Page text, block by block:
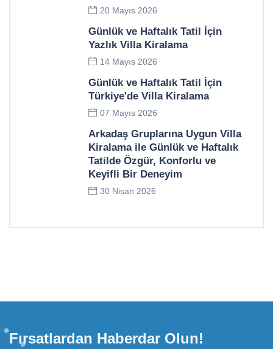
20 Mayıs 2026
Günlük ve Haftalık Tatil İçin
Yazlık Villa Kiralama
14 Mayıs 2026
Günlük ve Haftalık Tatil İçin
Türkiye'de Villa Kiralama
07 Mayıs 2026
Arkadaş Gruplarına Uygun Villa
Kiralama ile Günlük ve Haftalık
Tatilde Özgür, Konforlu ve
Keyifli Bir Deneyim
30 Nisan 2026
Fırsatlardan Haberdar Olun!